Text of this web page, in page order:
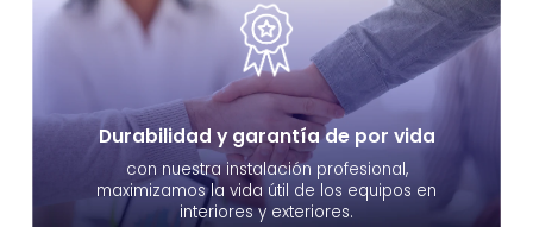
Durabilidad y garantía de por vida
con nuestra instalación profesional,
maximizamos la vida útil de los equipos en
interiores y exteriores.